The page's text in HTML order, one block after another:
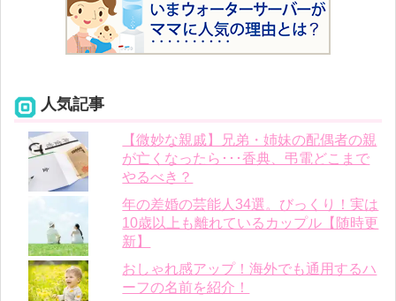
人気記事
【微妙な親戚】兄弟・姉妹の配偶者の親
が亡くなったら･･･香典、弔電どこまで
やるべき？
年の差婚の芸能人34選。びっくり！実は
10歳以上も離れているカップル【随時更
新】
おしゃれ感アップ！海外でも通用するハ
ーフの名前を紹介！